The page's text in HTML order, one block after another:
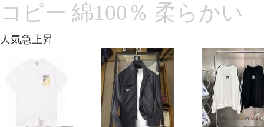
コピー 綿100％ 柔らかい
人気急上昇